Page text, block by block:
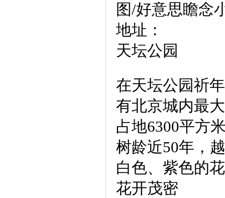
图/好意思瞻念
地址：
天坛公园
在天坛公园祈
有北京城内最
占地6300平方
树龄近50年，
白色、紫色的
花开茂密